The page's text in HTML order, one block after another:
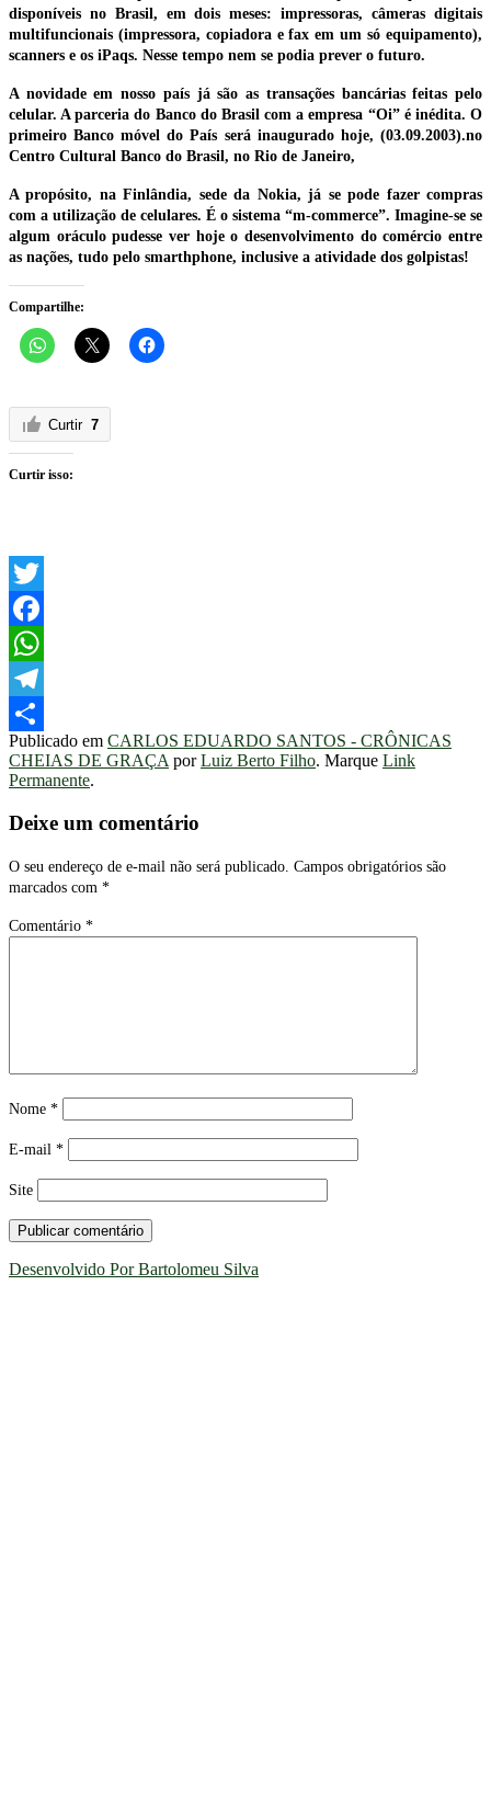
disponíveis no Brasil, em dois meses: impressoras, câmeras digitais
multifuncionais (impressora, copiadora e fax em um só equipamento),
scanners e os iPaqs. Nesse tempo nem se podia prever o futuro.
A novidade em nosso país já são as transações bancárias feitas pelo
celular. A parceria do Banco do Brasil com a empresa “Oi” é inédita. O
primeiro Banco móvel do País será inaugurado hoje, (03.09.2003).no
Centro Cultural Banco do Brasil, no Rio de Janeiro,
A propósito, na Finlândia, sede da Nokia, já se pode fazer compras
com a utilização de celulares. É o sistema “m-commerce”. Imagine-se se
algum oráculo pudesse ver hoje o desenvolvimento do comércio entre
as nações, tudo pelo smarthphone, inclusive a atividade dos golpistas!
Compartilhe:
Curtir 7
Curtir isso:
Twitter
Facebook
WhatsApp
Telegram
Share
Publicado em CARLOS EDUARDO SANTOS - CRÔNICAS
CHEIAS DE GRAÇA porLuiz Berto Filho. Marque Link
Permanente.
Deixe um comentário
O seu endereço de e-mail não será publicado. Campos obrigatórios são
marcados com *
Comentário *
Nome *
E-mail *
Site
Desenvolvido Por Bartolomeu Silva